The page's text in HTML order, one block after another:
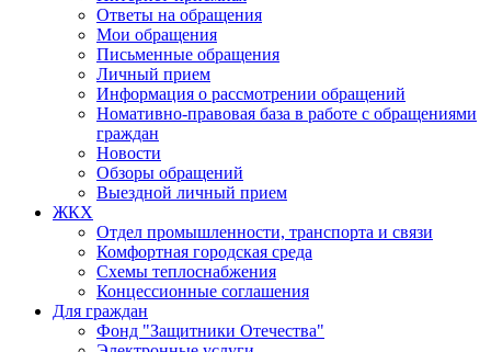
Ответы на обращения
Мои обращения
Письменные обращения
Личный прием
Информация о рассмотрении обращений
Номативно-правовая база в работе с обращениями
граждан
Новости
Обзоры обращений
Выездной личный прием
ЖКХ
Отдел промышленности, транспорта и связи
Комфортная городская среда
Схемы теплоснабжения
Концессионные соглашения
Для граждан
Фонд "Защитники Отечества"